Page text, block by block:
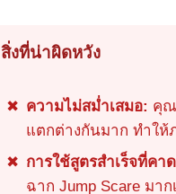
สิ่งที่น่าผิดหวัง
ความไม่สม่ำเสมอ: คุณ
แตกต่างกันมาก ทำให้
การใช้สูตรสำเร็จที่คา
ฉาก Jump Scare มา